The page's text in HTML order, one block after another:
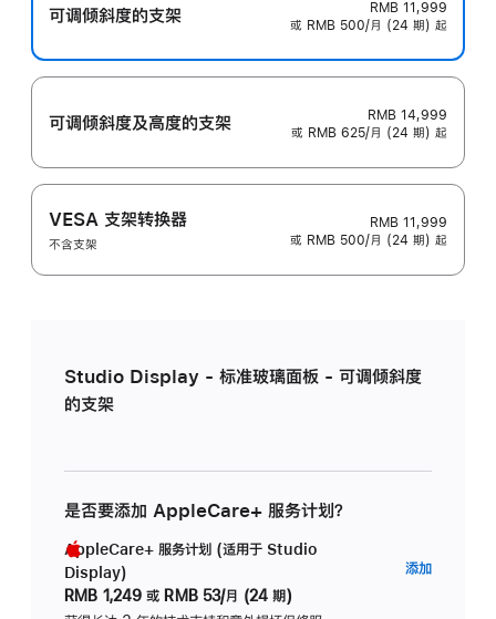
可调倾斜度的支架
RMB 11,999
或 RMB 500/月 (24 期) 起
可调倾斜度及高‍度的支‍架
RMB 14,999
或 RMB 625/月 (24 期) 起
VESA 支架转换器
不含支架
RMB 11,999
或 RMB 500/月 (24 期) 起
Studio Display - 标准玻璃面板 - 可调倾斜度
的支架
是否要添加 AppleCare+ 服务计划？
AppleCare+ 服务计划 (适用于 Studio
Display)
RMB 1,249 或 RMB 53/月 (24 期)
添加